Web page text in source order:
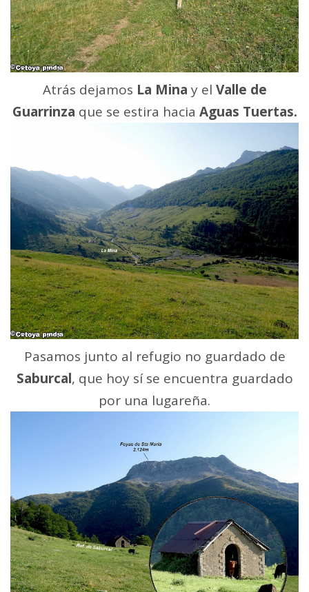
Atrás dejamos La Mina y el Valle de
Guarrinza que se estira hacia Aguas Tuertas.
Pasamos junto al refugio no guardado de
Saburcal, que hoy sí se encuentra guardado
por una lugareña.